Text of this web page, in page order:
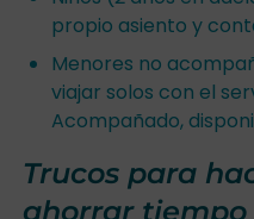
propio asiento y
Menores no
viajar solos con el
Acompañado,
Trucos para
ahorrar tiempo